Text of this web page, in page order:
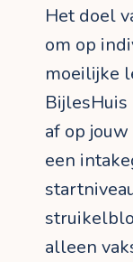
Het doel
om op
moeilijke
af op
een
alleen